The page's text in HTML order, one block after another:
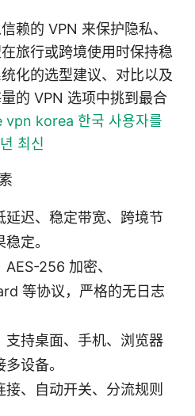
赖的 VPN 来保护隐私、
旅行或跨境使用时保持稳
化的选型建议、对比以及
的 VPN 选项中挑到最合
vpn korea 한국 사용자를
최신
延迟、稳定带宽、跨境节
定。
256 加密、
等协议，严格的无日志
支持桌面、手机、浏览器
设备。
、自动开关、分流规则